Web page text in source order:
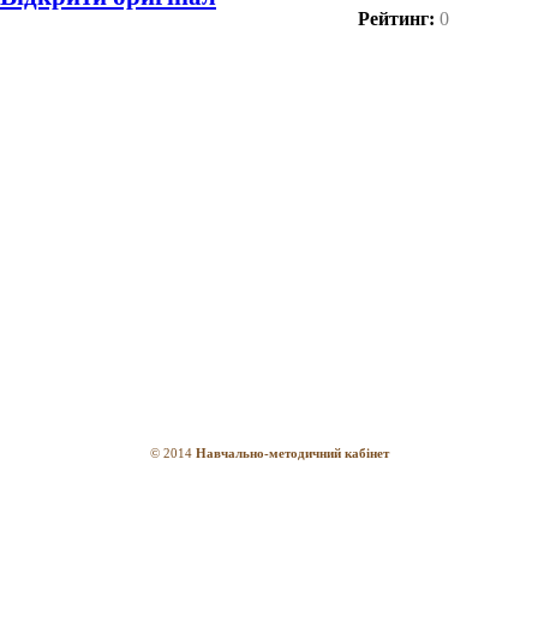
Рейтинг: 0
© 2014 Навчально-методичний кабінет